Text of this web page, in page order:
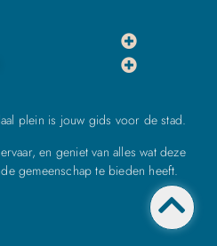
plein is jouw gids voor de stad.
en geniet van alles wat deze
gemeenschap te bieden heeft.